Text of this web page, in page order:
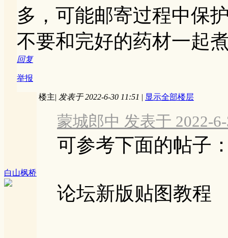
多，可能邮寄过程中保
不要和完好的药材一起
回复
举报
白山枫桥
楼主| 发表于 2022-6-30 11:51 | 显示全部楼层
蒙城郎中 发表于 2022-
可参考下面的帖子
论坛新版贴图教程